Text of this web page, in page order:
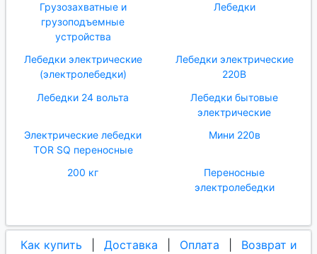
Грузозахватные и
грузоподъемные
устройства
Лебедки
Лебедки электрические
(электролебедки)
Лебедки электрические
220В
Лебедки 24 вольта
Лебедки бытовые
электрические
Электрические лебедки
TOR SQ переносные
Мини 220в
200 кг
Переносные
электролебедки
Как купить Доставка Оплата
Возврат и